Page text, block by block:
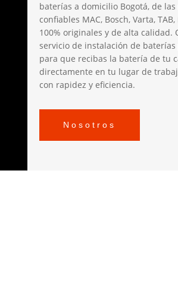
baterías a domicilio Bogotá, de las
confiables MAC, Bosch, Varta,
100% originales y de alta calidad.
servicio de instalación de baterías
para que recibas la batería de tu
directamente en tu lugar de
con rapidez y eficiencia.
Nosotros